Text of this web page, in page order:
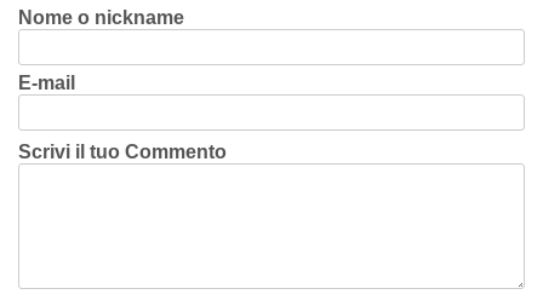
Nome o nickname
E-mail
Scrivi il tuo Commento